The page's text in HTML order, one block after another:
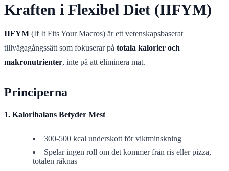
Kraften i Flexibel Diet (IIFYM)
IIFYM (If It Fits Your Macros) är ett vetenskapsbaserat
tillvägagångssätt som fokuserar på totala kalorier och
makronutrienter, inte på att eliminera mat.
Principerna
1. Kaloribalans Betyder Mest
300-500 kcal underskott för viktminskning
Spelar ingen roll om det kommer från ris eller pizza,
totalen räknas